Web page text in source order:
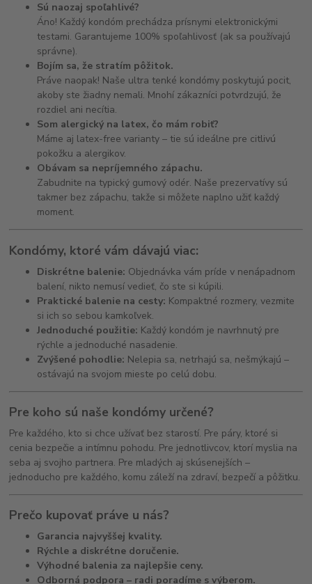
Sú naozaj spoľahlivé?
Áno! Každý kondóm prechádza prísnymi elektronickými
testami. Garantujeme 100% spoľahlivosť (ak sa používajú
správne).
Bojím sa, že stratím pôžitok.
Práve naopak! Naše ultra tenké kondómy poskytujú pocit,
akoby ste žiadny nemali. Mnohí zákazníci potvrdzujú, že
rozdiel ani necítia.
Som alergický na latex, čo mám robiť?
Máme aj latex-free varianty – tie sú ideálne pre citlivú
pokožku a alergikov.
Obávam sa nepríjemného zápachu.
Zabudnite na typický gumový odér. Naše prezervatívy sú
takmer bez zápachu, takže si môžete naplno užiť každý
moment.
Kondómy, ktoré vám dávajú viac:
Diskrétne balenie: Objednávka vám príde v nenápadnom
balení, nikto nemusí vedieť, čo ste si kúpili.
Praktické balenie na cesty: Kompaktné rozmery, vezmite
si ich so sebou kamkoľvek.
Jednoduché použitie: Každý kondóm je navrhnutý pre
rýchle a jednoduché nasadenie.
Zvýšené pohodlie: Nelepia sa, netrhajú sa, nešmýkajú –
ostávajú na svojom mieste po celú dobu.
Pre koho sú naše kondómy určené?
Pre každého, kto si chce užívať bez starostí. Pre páry, ktoré si
cenia bezpečie a intímnu pohodu. Pre jednotlivcov, ktorí myslia na
seba aj svojho partnera. Pre mladých aj skúsenejších –
jednoducho pre každého, komu záleží na zdraví, bezpečí a pôžitku.
Prečo kupovať práve u nás?
Garancia najvyššej kvality.
Rýchle a diskrétne doručenie.
Výhodné balenia za najlepšie ceny.
Odborná podpora – radi poradíme s výberom.